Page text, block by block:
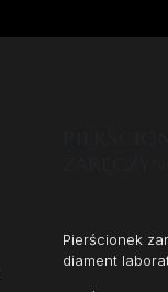
Pierścionek
diament